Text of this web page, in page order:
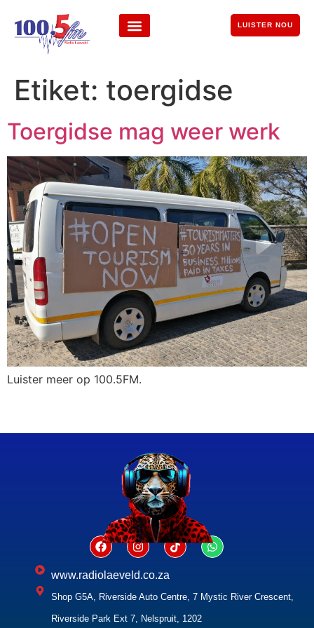
LUISTER NOU
Etiket: toergidse
Toergidse mag weer werk
Luister meer op 100.5FM.
www.radiolaeveld.co.za
Shop G5A, Riverside Auto Centre, 7 Mystic River Crescent,
Riverside Park Ext 7, Nelspruit, 1202